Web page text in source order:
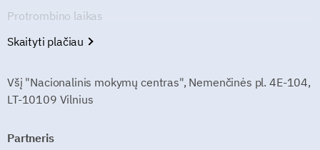
Protrombino laikas
Skaityti plačiau
Všį "Nacionalinis mokymų centras", Nemenčinės pl. 4E-104,
LT-10109 Vilnius
Partneris